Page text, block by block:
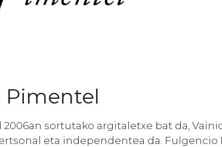
Pimentel
sortutako argitaletxe bat da,
eta independentea da.